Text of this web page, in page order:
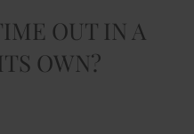
OUT IN A
OWN?